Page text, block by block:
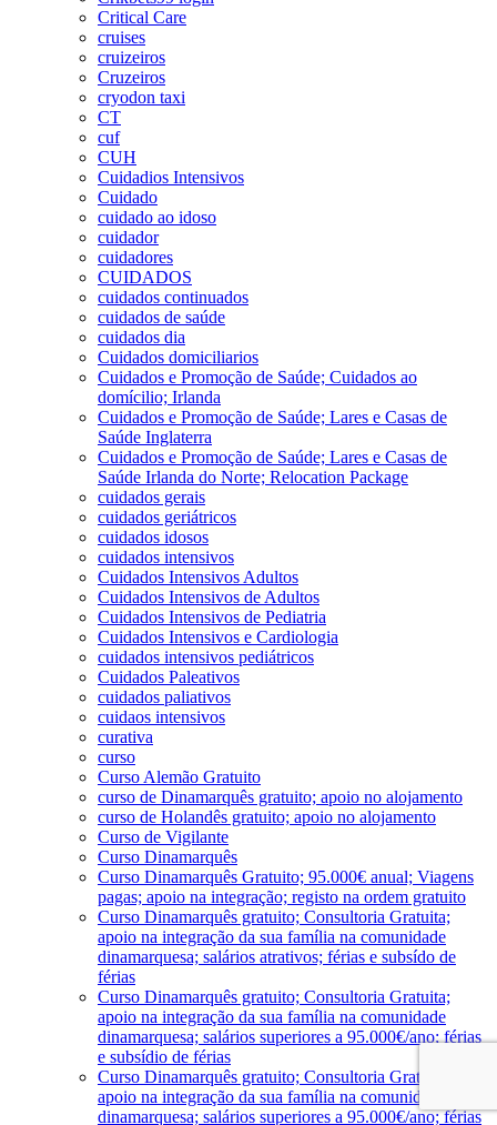
Critical Care
cruises
cruizeiros
Cruzeiros
cryodon taxi
CT
cuf
CUH
Cuidadios Intensivos
Cuidado
cuidado ao idoso
cuidador
cuidadores
CUIDADOS
cuidados continuados
cuidados de saúde
cuidados dia
Cuidados domiciliarios
Cuidados e Promoção de Saúde; Cuidados ao
domícilio; Irlanda
Cuidados e Promoção de Saúde; Lares e Casas de
Saúde Inglaterra
Cuidados e Promoção de Saúde; Lares e Casas de
Saúde Irlanda do Norte; Relocation Package
cuidados gerais
cuidados geriátricos
cuidados idosos
cuidados intensivos
Cuidados Intensivos Adultos
Cuidados Intensivos de Adultos
Cuidados Intensivos de Pediatria
Cuidados Intensivos e Cardiologia
cuidados intensivos pediátricos
Cuidados Paleativos
cuidados paliativos
cuidaos intensivos
curativa
curso
Curso Alemão Gratuito
curso de Dinamarquês gratuito; apoio no alojamento
curso de Holandês gratuito; apoio no alojamento
Curso de Vigilante
Curso Dinamarquês
Curso Dinamarquês Gratuito; 95.000€ anual; Viagens
pagas; apoio na integração; registo na ordem gratuito
Curso Dinamarquês gratuito; Consultoria Gratuita;
apoio na integração da sua família na comunidade
dinamarquesa; salários atrativos; férias e subsído de
férias
Curso Dinamarquês gratuito; Consultoria Gratuita;
apoio na integração da sua família na comunidade
dinamarquesa; salários superiores a 95.000€/ano; férias
e subsídio de férias
Curso Dinamarquês gratuito; Consultoria Gratuita;
apoio na integração da sua família na comunidade
dinamarquesa; salários superiores a 95.000€/ano; férias